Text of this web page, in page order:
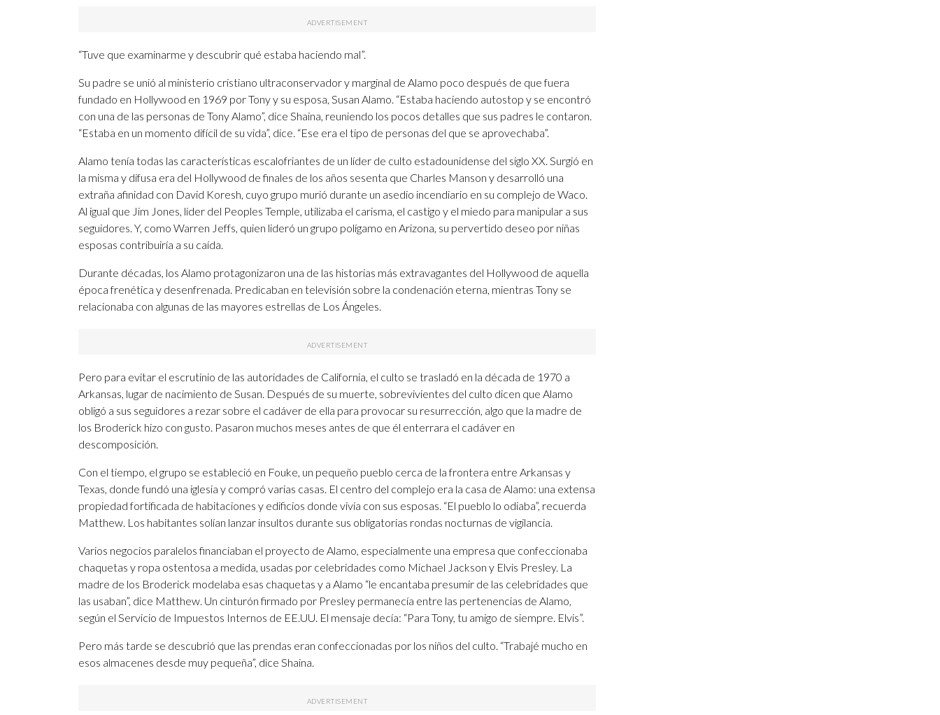
“Tuve que examinarme y descubrir qué estaba haciendo mal”.
Su padre se unió al ministerio cristiano ultraconservador y marginal de Alamo poco después de que fuera
fundado en Hollywood en 1969 por Tony y su esposa, Susan Alamo. “Estaba haciendo autostop y se encontró
con una de las personas de Tony Alamo”, dice Shaina, reuniendo los pocos detalles que sus padres le contaron.
“Estaba en un momento difícil de su vida”, dice. “Ese era el tipo de personas del que se aprovechaba”.
Alamo tenía todas las características escalofriantes de un líder de culto estadounidense del siglo XX. Surgió en
la misma y difusa era del Hollywood de finales de los años sesenta que Charles Manson y desarrolló una
extraña afinidad con David Koresh, cuyo grupo murió durante un asedio incendiario en su complejo de Waco.
Al igual que Jim Jones, líder del Peoples Temple, utilizaba el carisma, el castigo y el miedo para manipular a sus
seguidores. Y, como Warren Jeffs, quien lideró un grupo polígamo en Arizona, su pervertido deseo por niñas
esposas contribuiría a su caída.
Durante décadas, los Alamo protagonizaron una de las historias más extravagantes del Hollywood de aquella
época frenética y desenfrenada. Predicaban en televisión sobre la condenación eterna, mientras Tony se
relacionaba con algunas de las mayores estrellas de Los Ángeles.
Pero para evitar el escrutinio de las autoridades de California, el culto se trasladó en la década de 1970 a
Arkansas, lugar de nacimiento de Susan. Después de su muerte, sobrevivientes del culto dicen que Alamo
obligó a sus seguidores a rezar sobre el cadáver de ella para provocar su resurrección, algo que la madre de
los Broderick hizo con gusto. Pasaron muchos meses antes de que él enterrara el cadáver en
descomposición.
Con el tiempo, el grupo se estableció en Fouke, un pequeño pueblo cerca de la frontera entre Arkansas y
Texas, donde fundó una iglesia y compró varias casas. El centro del complejo era la casa de Alamo: una extensa
propiedad fortificada de habitaciones y edificios donde vivía con sus esposas. “El pueblo lo odiaba”, recuerda
Matthew. Los habitantes solían lanzar insultos durante sus obligatorias rondas nocturnas de vigilancia.
Varios negocios paralelos financiaban el proyecto de Alamo, especialmente una empresa que confeccionaba
chaquetas y ropa ostentosa a medida, usadas por celebridades como Michael Jackson y Elvis Presley. La
madre de los Broderick modelaba esas chaquetas y a Alamo “le encantaba presumir de las celebridades que
las usaban”, dice Matthew. Un cinturón firmado por Presley permanecía entre las pertenencias de Alamo,
según el Servicio de Impuestos Internos de EE.UU. El mensaje decía: “Para Tony, tu amigo de siempre. Elvis”.
Pero más tarde se descubrió que las prendas eran confeccionadas por los niños del culto. “Trabajé mucho en
esos almacenes desde muy pequeña”, dice Shaina.